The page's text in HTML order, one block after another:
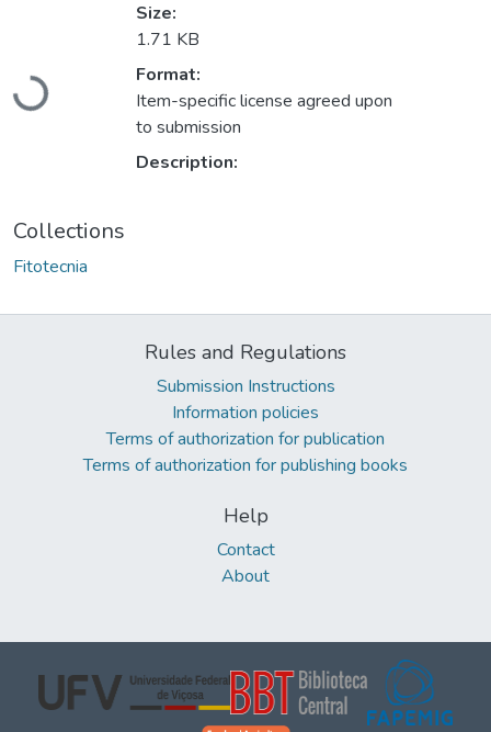
Loading...
Size:
1.71 KB
Format:
Item-specific license agreed upon
to submission
Description:
Collections
Fitotecnia
Rules and Regulations
Submission Instructions
Information policies
Terms of authorization for publication
Terms of authorization for publishing books
Help
Contact
About